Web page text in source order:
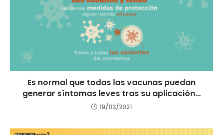
Es normal que todas las vacunas puedan
generar síntomas leves tras su aplicación…
19/03/2021